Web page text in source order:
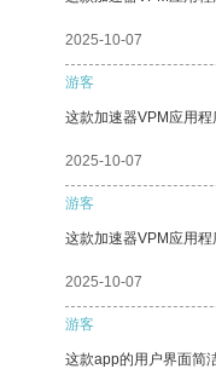
2025-10-07
游客
这款加速器VPM应用程
2025-10-07
游客
这款加速器VPM应用程
2025-10-07
游客
这款app的用户界面简